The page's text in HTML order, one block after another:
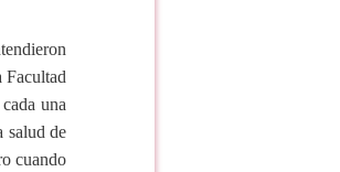
Facultad
una
salud de
cuando